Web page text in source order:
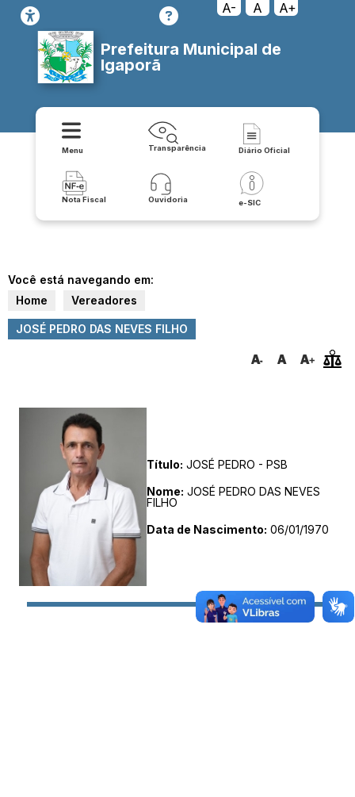
A- A A+
Prefeitura Municipal de
Igaporã
Menu Transparência Diário Oficial
Nota Fiscal Ouvidoria e-SIC
Você está navegando em:
Home
Vereadores
JOSÉ PEDRO DAS NEVES FILHO
Título: JOSÉ PEDRO - PSB
Nome: JOSÉ PEDRO DAS NEVES
FILHO
Data de Nascimento: 06/01/1970